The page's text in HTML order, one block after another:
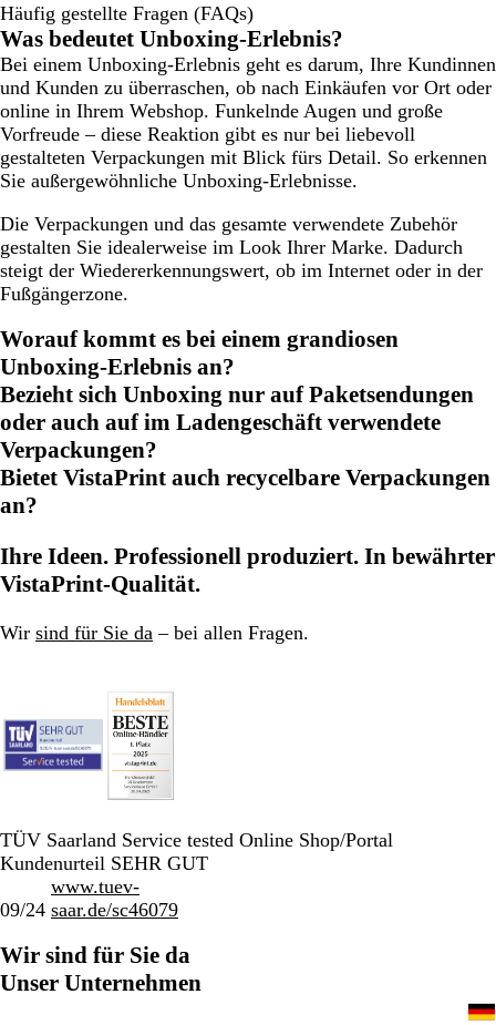
Häufig gestellte Fragen (FAQs)
Was bedeutet Unboxing-Erlebnis?
Bei einem Unboxing-Erlebnis geht es darum, Ihre Kundinnen
und Kunden zu überraschen, ob nach Einkäufen vor Ort oder
online in Ihrem Webshop. Funkelnde Augen und große
Vorfreude – diese Reaktion gibt es nur bei liebevoll
gestalteten Verpackungen mit Blick fürs Detail. So erkennen
Sie außergewöhnliche Unboxing-Erlebnisse.
Die Verpackungen und das gesamte verwendete Zubehör
gestalten Sie idealerweise im Look Ihrer Marke. Dadurch
steigt der Wiedererkennungswert, ob im Internet oder in der
Fußgängerzone.
Worauf kommt es bei einem grandiosen
Unboxing-Erlebnis an?
Bezieht sich Unboxing nur auf Paketsendungen
oder auch auf im Ladengeschäft verwendete
Verpackungen?
Bietet VistaPrint auch recycelbare Verpackungen
an?
Ihre Ideen. Professionell produziert. In bewährter
VistaPrint-Qualität.
Wir sind für Sie da – bei allen Fragen.
TÜV Saarland Service tested Online Shop/Portal
Kundenurteil SEHR GUT
09/24
www.tuev-
saar.de/sc46079
Wir sind für Sie da
Unser Unternehmen